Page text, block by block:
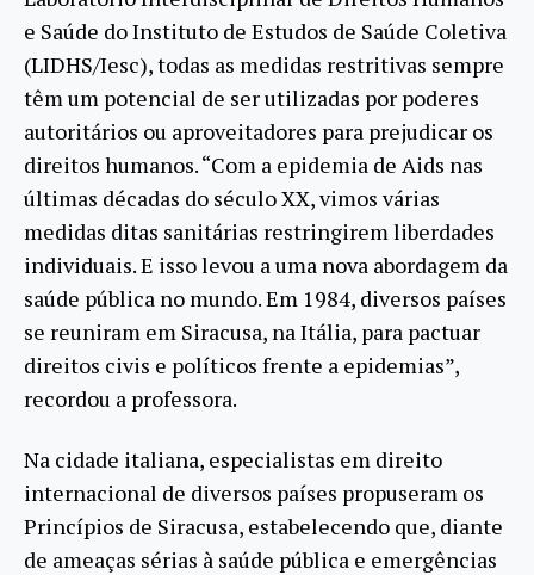
e Saúde do Instituto de Estudos de Saúde Coletiva
(LIDHS/Iesc), todas as medidas restritivas sempre
têm um potencial de ser utilizadas por poderes
autoritários ou aproveitadores para prejudicar os
direitos humanos. “Com a epidemia de Aids nas
últimas décadas do século XX, vimos várias
medidas ditas sanitárias restringirem liberdades
individuais. E isso levou a uma nova abordagem da
saúde pública no mundo. Em 1984, diversos países
se reuniram em Siracusa, na Itália, para pactuar
direitos civis e políticos frente a epidemias”,
recordou a professora.
Na cidade italiana, especialistas em direito
internacional de diversos países propuseram os
Princípios de Siracusa, estabelecendo que, diante
de ameaças sérias à saúde pública e emergências